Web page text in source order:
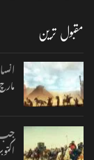
مقبول ترین
مارچ 24,
جب
اکتوبر